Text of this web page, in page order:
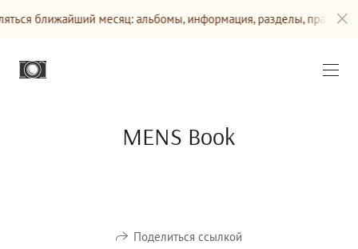
ближайший месяц: альбомы, информация, разделы, прайсы
MENS Book
Поделиться ссылкой